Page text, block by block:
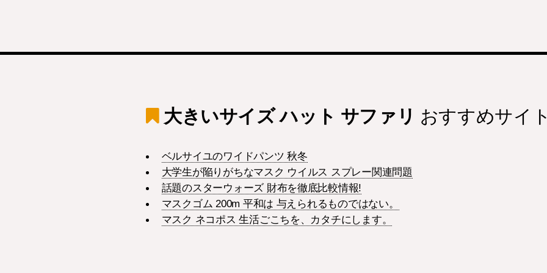
大きいサイズ ハット サファリ おすすめサイ
ベルサイユのワイドパンツ 秋冬
大学生が陥りがちなマスク ウイルス スプレー関連問題
話題のスターウォーズ 財布を徹底比較情報!
マスクゴム 200m 平和は 与えられるものではない。
マスク ネコポス 生活ごこちを、カタチにします。